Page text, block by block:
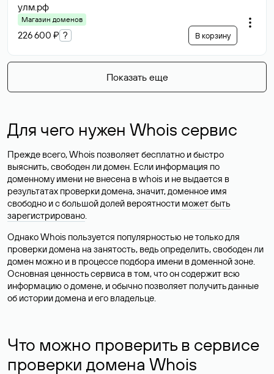
улм.рф
Магазин доменов
226 600 ₽ ? В корзину
Показать еще
Для чего нужен Whois сервис
Прежде всего, Whois позволяет бесплатно и быстро
выяснить, свободен ли домен. Если информация по
доменному имени не внесена в whois и не выдается в
результатах проверки домена, значит, доменное имя
свободно и с большой долей вероятности может быть
зарегистрировано.
Однако Whois пользуется популярностью не только для
проверки домена на занятость, ведь определить, свободен ли
домен можно и в процессе подбора имени в доменной зоне.
Основная ценность сервиса в том, что он содержит всю
информацию о домене, и обычно позволяет получить данные
об истории домена и его владельце.
Что можно проверить в сервисе
проверки домена Whois